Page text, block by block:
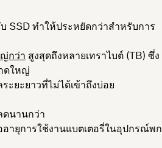
SSD ทำให้ประหยัดกว่าสำหรับการ
กว่า สูงสุดถึงหลายเทราไบต์ (TB) ซึ่ง
ดใหญ่
ะยะยาวที่ไม่ได้เข้าถึงบ่อย
ดนานกว่า
ายุการใช้งานแบตเตอรี่ในอุปกรณ์พก